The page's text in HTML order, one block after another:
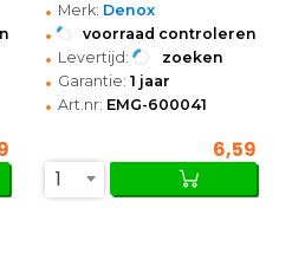
• Merk: Denox
• voorraad controleren
• Levertijd: zoeken
• Garantie: 1 jaar
• Art.nr: EMG-600041
6,59
1